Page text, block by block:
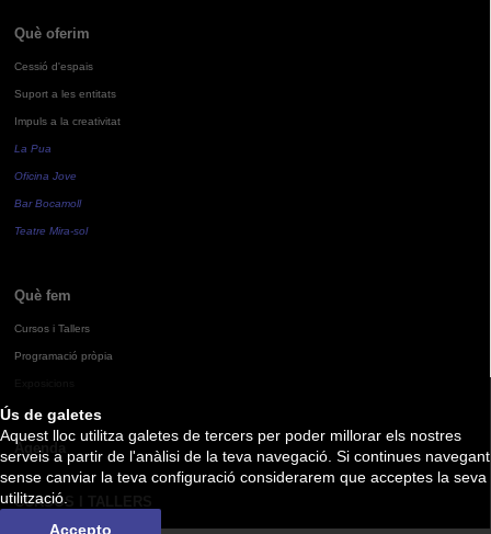
Ús de galetes
Aquest lloc utilitza galetes de tercers per poder millorar els nostres
serveis a partir de l'anàlisi de la teva navegació. Si continues navegant
sense canviar la teva configuració considerarem que acceptes la seva
utilització.
Accepto
Què oferim
Cessió d'espais
Suport a les entitats
Impuls a la creativitat
La Pua
Oficina Jove
Bar Bocamoll
Teatre Mira-sol
Què fem
Cursos i Tallers
Programació pròpia
Agenda
CURSOS I TALLERS